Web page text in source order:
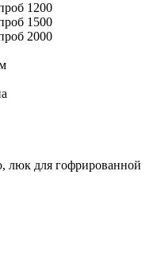
1200
1500
2000
люк для гофрированной